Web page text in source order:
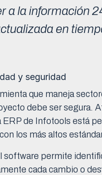
a la información
en
y seguridad
que maneja
debe ser segura.
ERP de Infotools está
los más altos
software permite
cada cambio o